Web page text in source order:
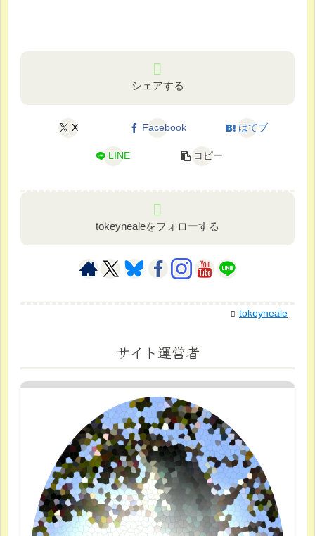
シェアする
X Facebook はてブ
LINE コピー
tokeynealeをフォローする
tokeyneale
サイト運営者